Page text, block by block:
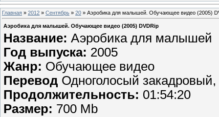
Главная » 2012 » Сентябрь » 20 » Аэробика для малышей. Обучающее видео (2005)
Аэробика для малышей. Обучающее видео (2005) DVDRip
Название: Аэробика для малышей
Год выпуска: 2005
Жанр: Обучающее видео
Перевод Одноголосый
Продолжительность: 01:54:20
Размер: 700 Mb